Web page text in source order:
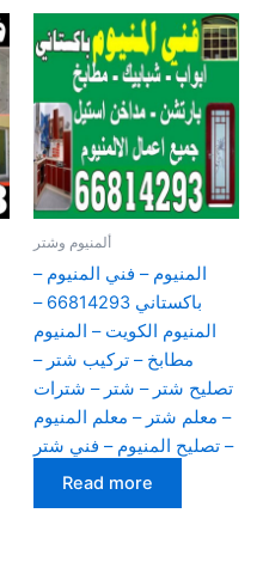
ألمنيوم وشتر
المنيوم – فني المنيوم –
باكستاني 66814293 –
المنيوم الكويت – المنيوم
مطابخ – تركيب شتر –
تصليح شتر – شتر – شترات
– معلم شتر – معلم المنيوم
– تصليح المنيوم – فني شتر
Read more